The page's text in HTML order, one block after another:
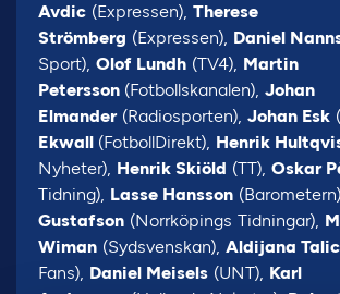
Avdic (Expressen), Therese
Strömberg (Expressen), Daniel
Sport), Olof Lundh (TV4), Martin
Petersson (Fotbollskanalen), Johan
Elmander(Radiosporten), Johan Esk
Ekwall (FotbollDirekt), Henrik
Nyheter), Henrik Skiöld (TT), Oskar
Tidning), Lasse Hansson
Gustafson (Norrköpings Tidningar),
Wiman (Sydsvenskan), Aldijana Talic
Fans), Daniel Meisels (UNT), Karl